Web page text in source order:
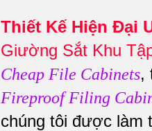
Thiết Kế Hiện Đại
Giường Sắt Khu
Cheap File Cabinets,
Fireproof Filing
chúng tôi được làm